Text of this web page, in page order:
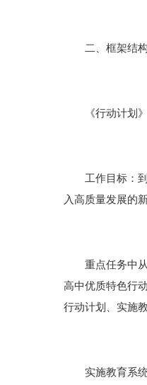
二、框架结构
《行动计划》
工作目标：到
入高质量发展的
重点任务中从
高中优质特色行
行动计划、实施
实施教育系统